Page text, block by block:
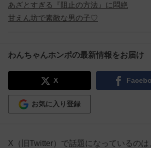
あざとすぎる『阻止の方法』に悶絶
甘えん坊で素敵な男の子♡
わんちゃんホンポの最新情報をお届け
X
お気に入り登録
X（旧Twitter）で話題になっているの